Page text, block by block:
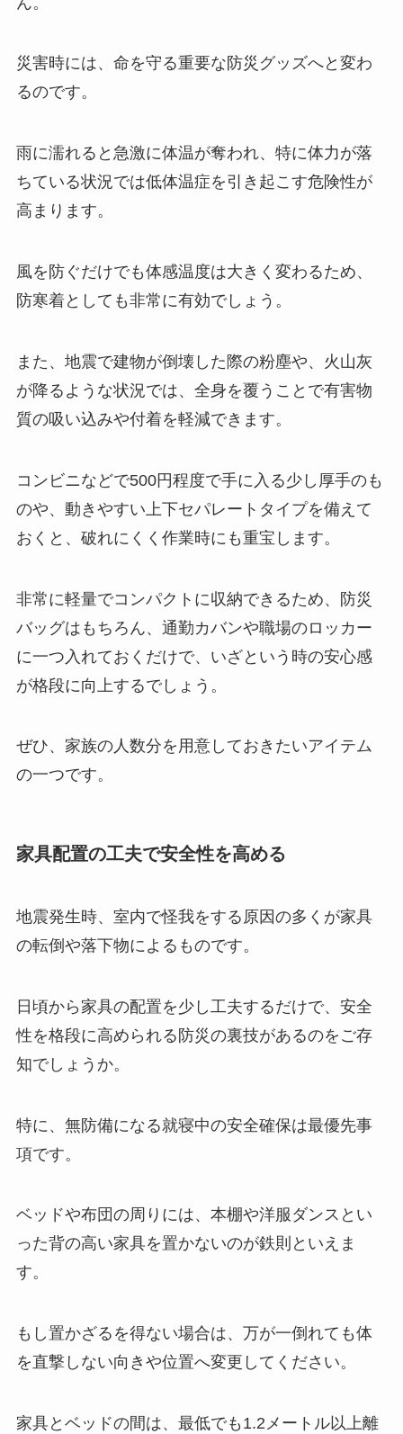
災害時には、命を守る重要な防災グッズへと変わ
るのです。
雨に濡れると急激に体温が奪われ、特に体力が落
ちている状況では低体温症を引き起こす危険性が
高まります。
風を防ぐだけでも体感温度は大きく変わるため、
防寒着としても非常に有効でしょう。
また、地震で建物が倒壊した際の粉塵や、火山灰
が降るような状況では、全身を覆うことで有害物
質の吸い込みや付着を軽減できます。
コンビニなどで500円程度で手に入る少し厚手のも
のや、動きやすい上下セパレートタイプを備えて
おくと、破れにくく作業時にも重宝します。
非常に軽量でコンパクトに収納できるため、防災
バッグはもちろん、通勤カバンや職場のロッカー
に一つ入れておくだけで、いざという時の安心感
が格段に向上するでしょう。
ぜひ、家族の人数分を用意しておきたいアイテム
の一つです。
家具配置の工夫で安全性を高める
地震発生時、室内で怪我をする原因の多くが家具
の転倒や落下物によるものです。
日頃から家具の配置を少し工夫するだけで、安全
性を格段に高められる防災の裏技があるのをご存
知でしょうか。
特に、無防備になる就寝中の安全確保は最優先事
項です。
ベッドや布団の周りには、本棚や洋服ダンスとい
った背の高い家具を置かないのが鉄則といえま
す。
もし置かざるを得ない場合は、万が一倒れても体
を直撃しない向きや位置へ変更してください。
家具とベッドの間は、最低でも1.2メートル以上離